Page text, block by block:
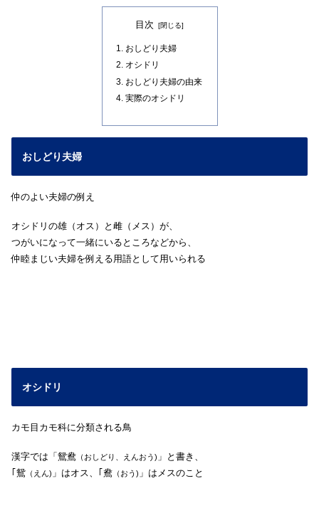
目次
おしどり夫婦
オシドリ
おしどり夫婦の由来
実際のオシドリ
おしどり夫婦
仲のよい夫婦の例え
オシドリの雄（オス）と雌（メス）が、
つがいになって一緒にいるところなどから、
仲睦まじい夫婦を例える用語として用いられる
オシドリ
カモ目カモ科に分類される鳥
漢字では「鴛鴦 （おしどり、えんおう) 」と書き、
｢鴛 （えん) 」はオス、｢鴦 （おう) 」はメスのこと